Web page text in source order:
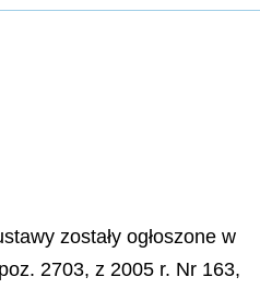
zostały ogłoszone w
2703, z 2005 r. Nr 163,